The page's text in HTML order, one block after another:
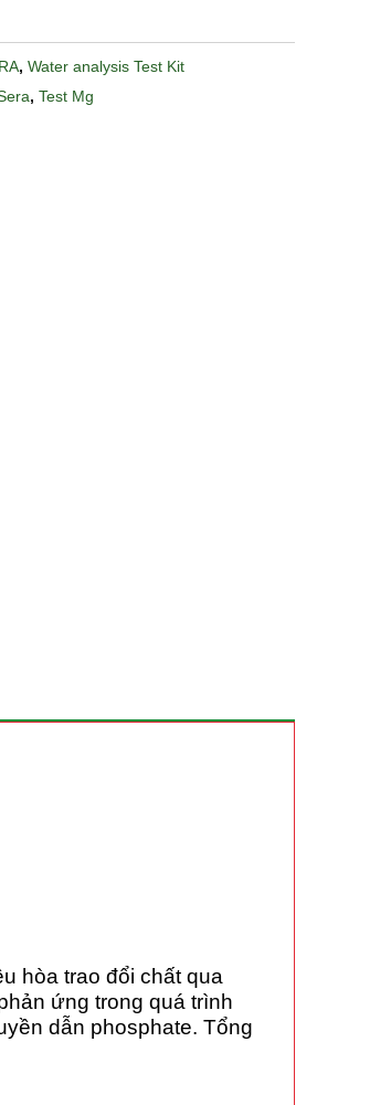
, Water analysis Test Kit
, Test Mg
hòa trao đổi chất qua
ứng trong quá trình
dẫn phosphate. Tổng